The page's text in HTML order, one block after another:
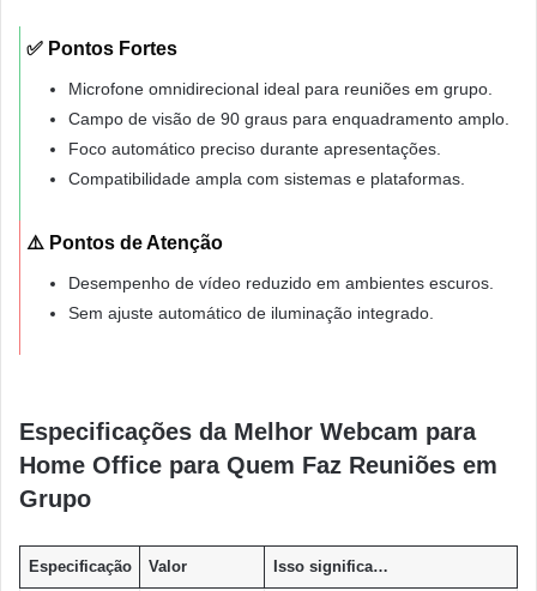
✅ Pontos Fortes
Microfone omnidirecional ideal para reuniões em grupo.
Campo de visão de 90 graus para enquadramento amplo.
Foco automático preciso durante apresentações.
Compatibilidade ampla com sistemas e plataformas.
⚠️ Pontos de Atenção
Desempenho de vídeo reduzido em ambientes escuros.
Sem ajuste automático de iluminação integrado.
Especificações da Melhor Webcam para
Home Office para Quem Faz Reuniões em
Grupo
Especificação Valor Isso significa…